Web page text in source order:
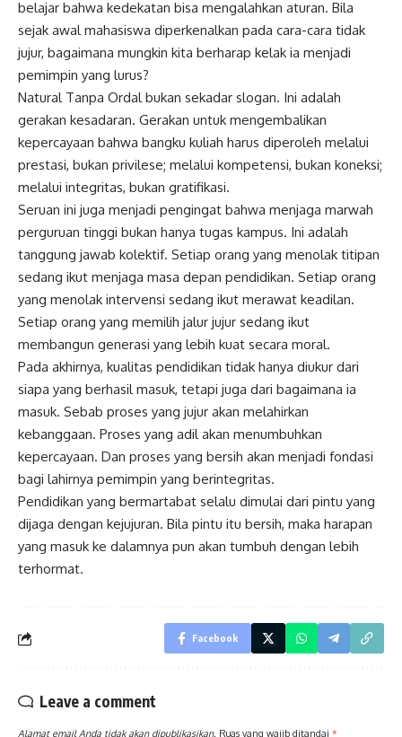
belajar bahwa kedekatan bisa mengalahkan aturan. Bila
sejak awal mahasiswa diperkenalkan pada cara-cara tidak
jujur, bagaimana mungkin kita berharap kelak ia menjadi
pemimpin yang lurus?
Natural Tanpa Ordal bukan sekadar slogan. Ini adalah
gerakan kesadaran. Gerakan untuk mengembalikan
kepercayaan bahwa bangku kuliah harus diperoleh melalui
prestasi, bukan privilese; melalui kompetensi, bukan koneksi;
melalui integritas, bukan gratifikasi.
Seruan ini juga menjadi pengingat bahwa menjaga marwah
perguruan tinggi bukan hanya tugas kampus. Ini adalah
tanggung jawab kolektif. Setiap orang yang menolak titipan
sedang ikut menjaga masa depan pendidikan. Setiap orang
yang menolak intervensi sedang ikut merawat keadilan.
Setiap orang yang memilih jalur jujur sedang ikut
membangun generasi yang lebih kuat secara moral.
Pada akhirnya, kualitas pendidikan tidak hanya diukur dari
siapa yang berhasil masuk, tetapi juga dari bagaimana ia
masuk. Sebab proses yang jujur akan melahirkan
kebanggaan. Proses yang adil akan menumbuhkan
kepercayaan. Dan proses yang bersih akan menjadi fondasi
bagi lahirnya pemimpin yang berintegritas.
Pendidikan yang bermartabat selalu dimulai dari pintu yang
dijaga dengan kejujuran. Bila pintu itu bersih, maka harapan
yang masuk ke dalamnya pun akan tumbuh dengan lebih
terhormat.
Facebook
Leave a comment
Alamat email Anda tidak akan dipublikasikan. Ruas yang wajib ditandai *